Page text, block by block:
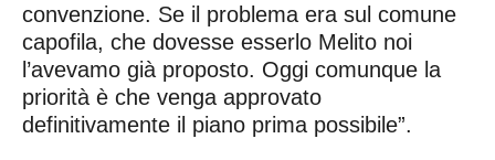
convenzione. Se il problema era sul comune
capofila, che dovesse esserlo Melito noi
l’avevamo già proposto. Oggi comunque la
priorità è che venga approvato
definitivamente il piano prima possibile”.